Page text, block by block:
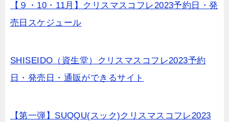
【９・10・11月】クリスマスコフレ2023予約日・発
売日スケジュール
SHISEIDO（資生堂）クリスマスコフレ2023予約
日・発売日・通販ができるサイト
【第一弾】SUQQU(スック)クリスマスコフレ2023